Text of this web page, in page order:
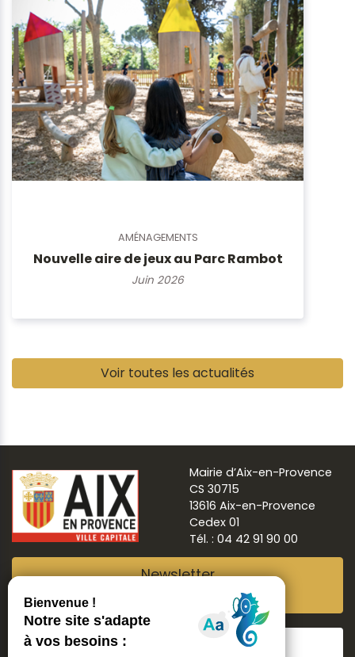
AMÉNAGEMENTS
Nouvelle aire de jeux au Parc Rambot
Juin 2026
Voir toutes les actualités
Mairie d’Aix-en-Provence
CS 30715
13616 Aix-en-Provence
Cedex 01
Tél. : 04 42 91 90 00
Newsletter